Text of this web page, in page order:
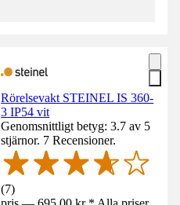
Rörelsevakt STEINEL IS 360-
3 IP54 vit
Genomsnittligt betyg: 3.7 av 5
stjärnor. 7 Recensioner.
(7)